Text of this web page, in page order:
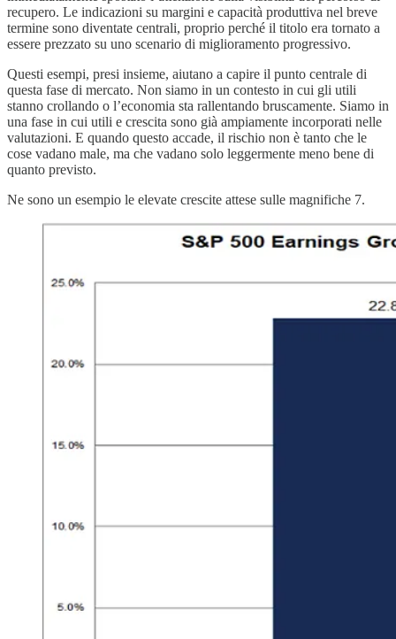
recupero. Le indicazioni su margini e capacità produttiva nel breve
termine sono diventate centrali, proprio perché il titolo era tornato a
essere prezzato su uno scenario di miglioramento progressivo.
Questi esempi, presi insieme, aiutano a capire il punto centrale di
questa fase di mercato. Non siamo in un contesto in cui gli utili
stanno crollando o l’economia sta rallentando bruscamente. Siamo in
una fase in cui utili e crescita sono già ampiamente incorporati nelle
valutazioni. E quando questo accade, il rischio non è tanto che le
cose vadano male, ma che vadano solo leggermente meno bene di
quanto previsto.
Ne sono un esempio le elevate crescite attese sulle magnifiche 7.